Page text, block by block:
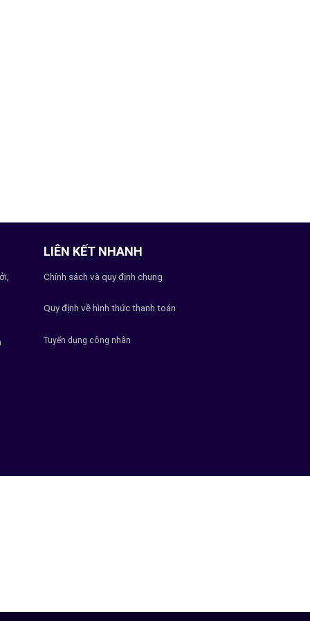
LIÊN KẾT NHANH
Chính sách và quy định chung
Quy định về hình thức thanh toán
Tuyển dụng công nhân